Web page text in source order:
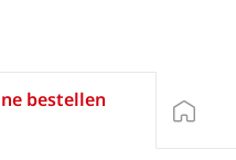
bestellen